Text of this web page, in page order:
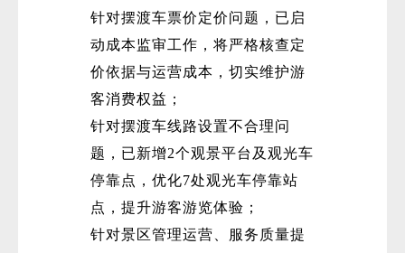
针对摆渡车票价定价问题，已启
动成本监审工作，将严格核查定
价依据与运营成本，切实维护游
客消费权益；
针对摆渡车线路设置不合理问
题，已新增2个观景平台及观光车
停靠点，优化7处观光车停靠站
点，提升游客游览体验；
针对景区管理运营、服务质量提